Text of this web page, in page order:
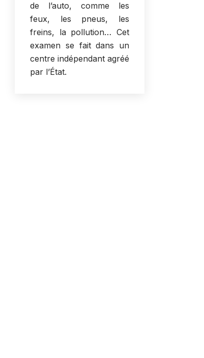
de l’auto, comme les
feux, les pneus, les
freins, la pollution… Cet
examen se fait dans un
centre indépendant agréé
par l’État.